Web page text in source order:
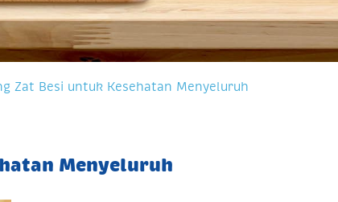
Zat Besi untuk Kesehatan Menyeluruh
Menyeluruh